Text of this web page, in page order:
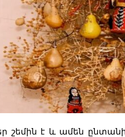
շեմին է և ամեն